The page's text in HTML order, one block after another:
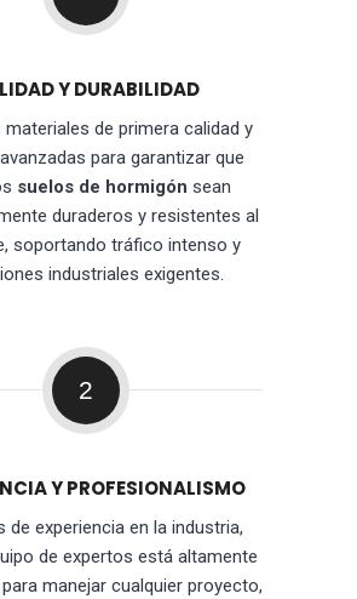
Y DURABILIDAD
materiales de primera calidad y
para garantizar que
suelos de hormigón sean
duraderos y resistentes al
soportando tráfico intenso y
industriales exigentes.
2
Y PROFESIONALISMO
de experiencia en la industria,
de expertos está altamente
manejar cualquier proyecto,